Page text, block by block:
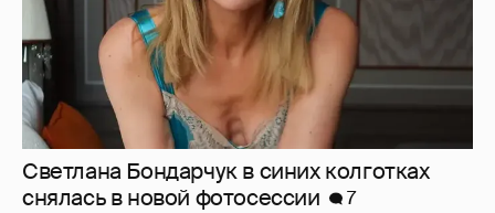
Светлана Бондарчук в синих колготках
снялась в новой фотосессии
7